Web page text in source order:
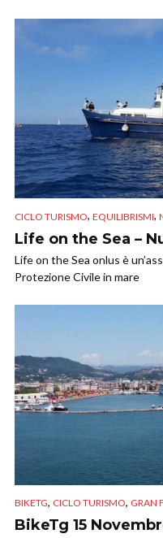
CICLO TURISMO, EQUILIBRISMI,
Life on the Sea –
Life on the Sea onlus è
Protezione Civile in mare
BIKETG, CICLO TURISMO, GRAN
BikeTg 15